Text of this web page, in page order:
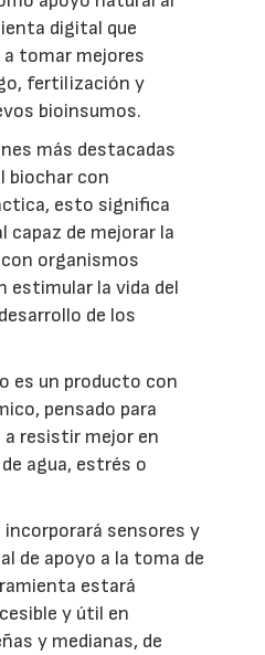
digital que
tomar mejores
fertilización y
bioinsumos.
más destacadas
biochar con
esto significa
capaz de mejorar la
organismos
estimular la vida del
de los
es un producto con
pensado para
resistir mejor en
agua, estrés o
sensores y
de apoyo a la toma de
estará
y útil en
y medianas, de